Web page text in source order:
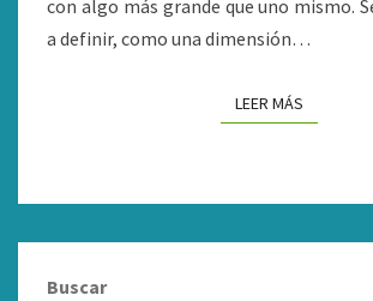
con algo más grande que uno mismo.
a definir, como una dimensión…
LEER MÁSLEER MÁS
Buscar